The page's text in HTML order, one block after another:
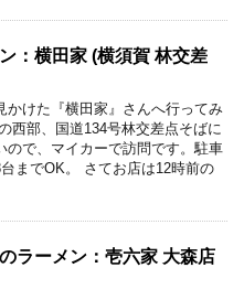
：横田家 (横須賀 林交差
かけた『横田家』さんへ行ってみ
西部、国道134号林交差点そばに
ので、マイカーで訪問です。駐車
までOK。 さてお店は12時前の
ラーメン：壱六家 大森店